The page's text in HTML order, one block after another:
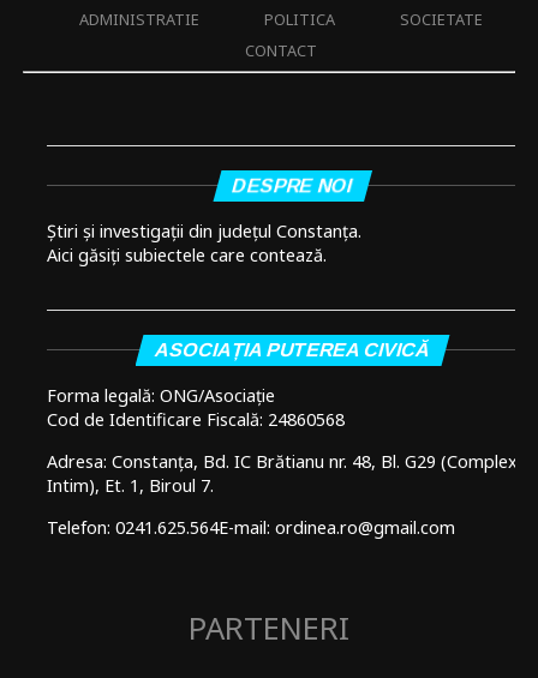
ADMINISTRATIE
POLITICA
SOCIETATE
CONTACT
DESPRE NOI
Știri și investigații din județul Constanța.
Aici găsiți subiectele care contează.
ASOCIAȚIA PUTEREA CIVICĂ
Forma legală: ONG/Asociație
Cod de Identificare Fiscală: 24860568
Adresa: Constanța, Bd. IC Brătianu nr. 48, Bl. G29 (Complex
Intim), Et. 1, Biroul 7.
Telefon: 0241.625.564E-mail: ordinea.ro@gmail.com
PARTENERI